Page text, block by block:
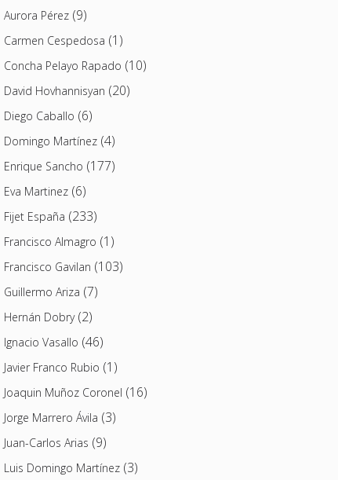
Aurora Pérez(9)
Carmen Cespedosa (1)
Concha Pelayo Rapado (10)
David Hovhannisyan (20)
Diego Caballo (6)
Domingo Martínez(4)
Enrique Sancho (177)
Eva Martinez(6)
Fijet España (233)
Francisco Almagro (1)
Francisco Gavilan (103)
Guillermo Ariza (7)
Hernán Dobry(2)
Ignacio Vasallo (46)
Javier Franco Rubio (1)
Joaquin Muñoz Coronel (16)
Jorge Marrero Ávila (3)
Juan-Carlos Arias (9)
Luis Domingo Martínez(3)